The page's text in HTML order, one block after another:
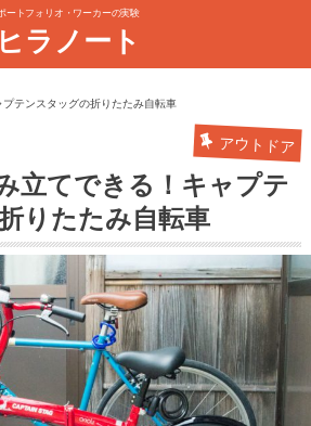
ートフォリオ・ワーカーの実験
ヒラノート
テンスタッグの折りたたみ自転車
アウトドア
立てできる！キャプテ
りたたみ自転車